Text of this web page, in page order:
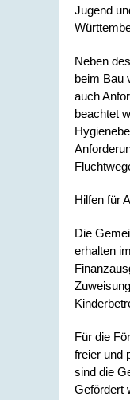
Jugend
Neben
beim Bau
auch
beachtet
Hilfen für
Die
erhalten
Für die
freier und
sind die
Gefördert